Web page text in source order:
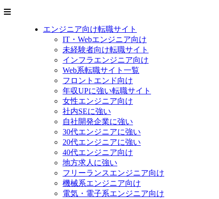
エンジニア向け転職サイト
IT・Webエンジニア向け
未経験者向け転職サイト
インフラエンジニア向け
Web系転職サイト一覧
フロントエンド向け
年収UPに強い転職サイト
女性エンジニア向け
社内SEに強い
自社開発企業に強い
30代エンジニアに強い
20代エンジニアに強い
40代エンジニア向け
地方求人に強い
フリーランスエンジニア向け
機械系エンジニア向け
電気・電子系エンジニア向け